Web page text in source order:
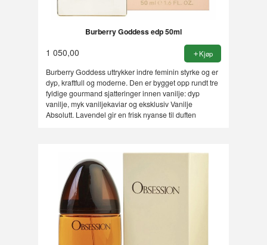
Burberry Goddess edp 50ml
1 050,00 Kjøp
Burberry Goddess uttrykker indre feminin styrke og er
dyp, kraftfull og moderne. Den er bygget opp rundt tre
fyldige gourmand sjatteringer innen vanilje: dyp
vanilje, myk vaniljekaviar og eksklusiv Vanilje
Absolutt. Lavendel gir en frisk nyanse til duften